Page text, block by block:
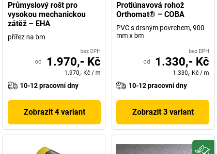
Průmyslový rošt pro
vysokou mechanickou
zátěž – EHA
přířez na bm
bez DPH
od 1.970,- Kč
1.970,- Kč / m
10-12 pracovní dny
Zobrazit 4 variant
Protiúnavová rohož
Orthomat® – COBA
PVC s drsným povrchem, 900
mm x bm
bez DPH
od 1.330,- Kč
1.330,- Kč / m
10-12 pracovní dny
Zobrazit 3 variant